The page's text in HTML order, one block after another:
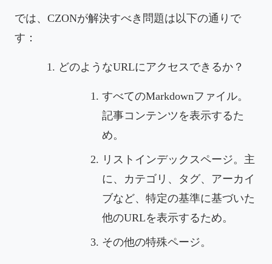
では、CZONが解決すべき問題は以下の通りで
す：
どのようなURLにアクセスできるか？
すべてのMarkdownファイル。
記事コンテンツを表示するた
め。
リストインデックスページ。主
に、カテゴリ、タグ、アーカイ
ブなど、特定の基準に基づいた
他のURLを表示するため。
その他の特殊ページ。